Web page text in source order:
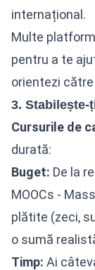
internațional.
Multe
pentru a te
orientezi către
3.
Cursurile de
durată:
Buget: De la
MOOCs -
plătite (zeci,
o sumă
Timp: Ai